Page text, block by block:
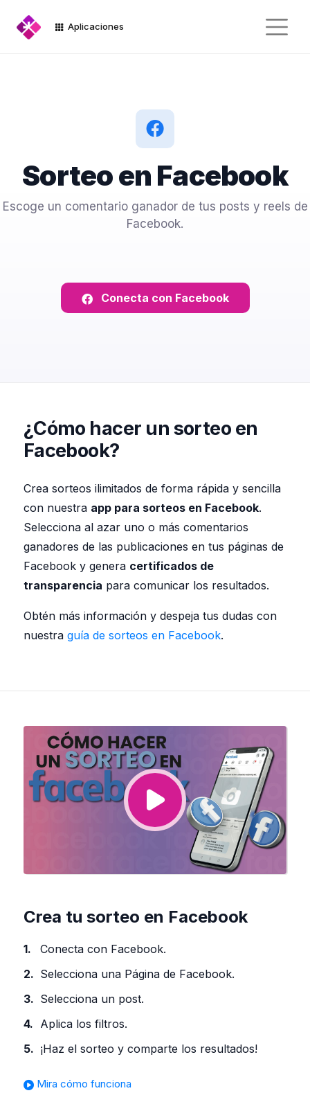
Aplicaciones
Sorteo en Facebook
Escoge un comentario ganador de tus posts y reels de
Facebook.
Conecta con Facebook
¿Cómo hacer un sorteo en
Facebook?
Crea sorteos ilimitados de forma rápida y sencilla
con nuestra app para sorteos en Facebook.
Selecciona al azar uno o más comentarios
ganadores de las publicaciones en tus páginas de
Facebook y genera certificados de
transparencia para comunicar los resultados.
Obtén más información y despeja tus dudas con
nuestra guía de sorteos en Facebook.
Crea tu sorteo en Facebook
Conecta con Facebook.
Selecciona una Página de Facebook.
Selecciona un post.
Aplica los filtros.
¡Haz el sorteo y comparte los resultados!
Mira cómo funciona